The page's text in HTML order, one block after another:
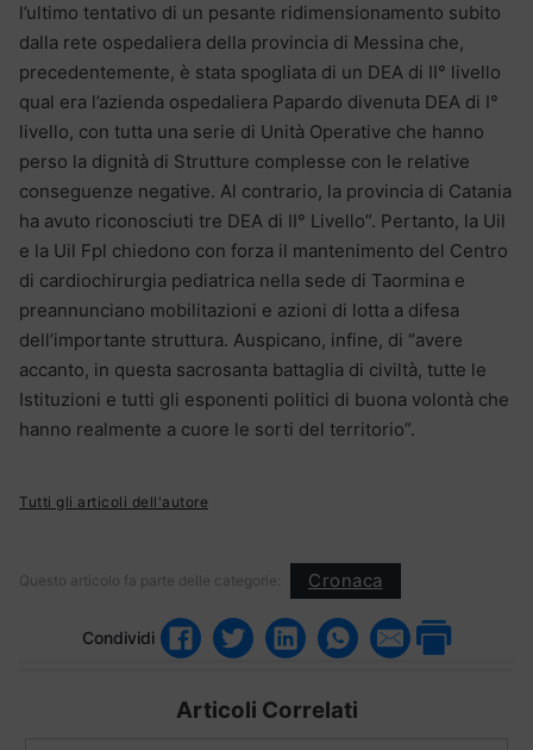
l’ultimo tentativo di un pesante ridimensionamento subito
dalla rete ospedaliera della provincia di Messina che,
precedentemente, è stata spogliata di un DEA di II° livello
qual era l’azienda ospedaliera Papardo divenuta DEA di I°
livello, con tutta una serie di Unità Operative che hanno
perso la dignità di Strutture complesse con le relative
conseguenze negative. Al contrario, la provincia di Catania
ha avuto riconosciuti tre DEA di II° Livello”. Pertanto, la Uil
e la Uil Fpl chiedono con forza il mantenimento del Centro
di cardiochirurgia pediatrica nella sede di Taormina e
preannunciano mobilitazioni e azioni di lotta a difesa
dell’importante struttura. Auspicano, infine, di “avere
accanto, in questa sacrosanta battaglia di civiltà, tutte le
Istituzioni e tutti gli esponenti politici di buona volontà che
hanno realmente a cuore le sorti del territorio”.
Tutti gli articoli dell'autore
Questo articolo fa parte delle categorie: Cronaca
Condividi
Articoli Correlati